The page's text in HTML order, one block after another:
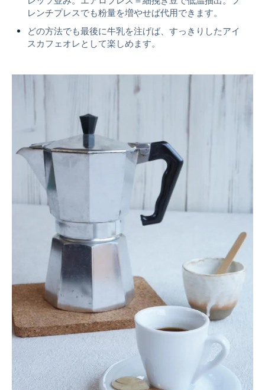
レンチプレスでも粉量を増やせば代用できます。
どの方法でも最後に牛乳を注げば、すっきりしたアイ
スカフェオレとして楽しめます。